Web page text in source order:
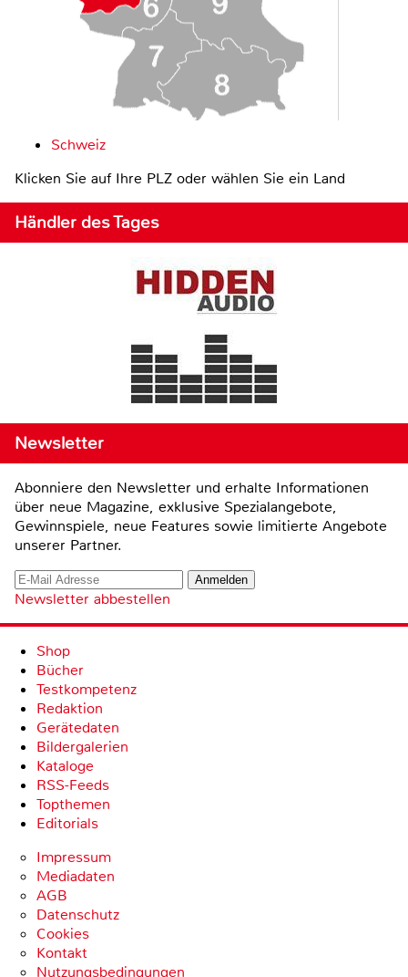
Schweiz
Klicken Sie auf Ihre PLZ oder wählen Sie ein Land
Händler des Tages
Newsletter
Abonniere den Newsletter und erhalte Informationen
über neue Magazine, exklusive Spezialangebote,
Gewinnspiele, neue Features sowie limitierte Angebote
unserer Partner.
Newsletter abbestellen
Shop
Bücher
Testkompetenz
Redaktion
Gerätedaten
Bildergalerien
Kataloge
RSS-Feeds
Topthemen
Editorials
Impressum
Mediadaten
AGB
Datenschutz
Cookies
Kontakt
Nutzungsbedingungen